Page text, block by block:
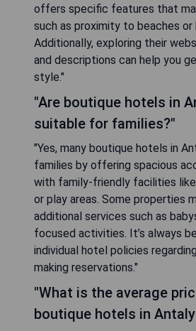
offers specific features that
such as proximity to beaches
Additionally, exploring their
and descriptions can help you
style."
"Are boutique hotels in
suitable for families?"
"Yes, many boutique hotels in
families by offering spacious
with family-friendly facilities
or play areas. Some properties
additional services such as
focused activities. It’s always
individual hotel policies
making reservations."
"What is the average
boutique hotels in